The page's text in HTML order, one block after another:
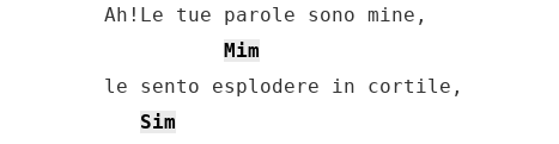
Ah!Le tue parole sono mine,
Mim
le sento esplodere in cortile,
Sim